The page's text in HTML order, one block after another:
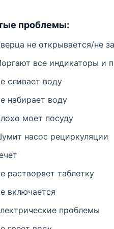
проблемы:
не открывается/не
все индикаторы и
сливает воду
набирает воду
моет посуду
насос рециркуляции
растворяет таблетку
включается
проблемы